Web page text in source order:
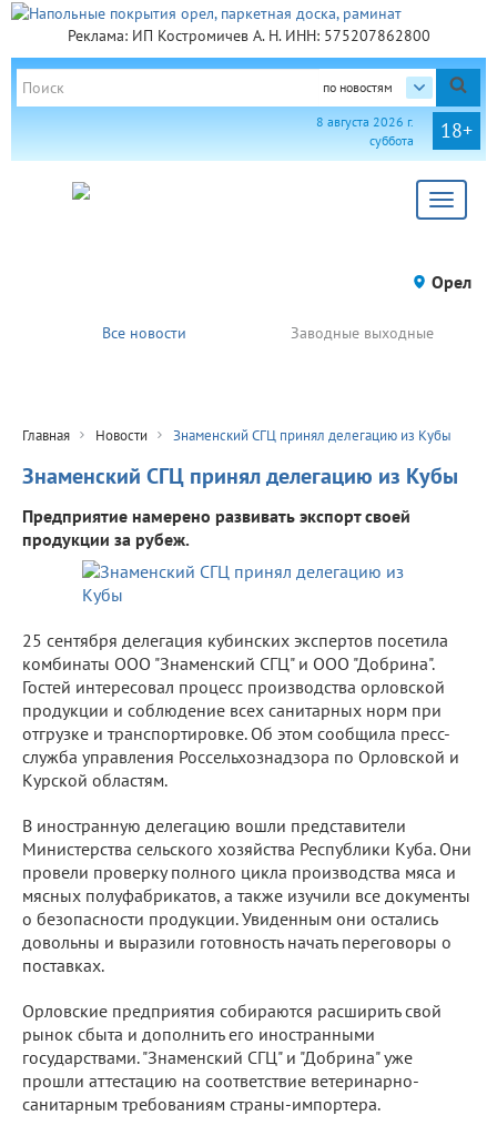
Реклама: ИП Костромичев А. Н. ИНН: 575207862800
по новостям
18+
8 августа 2026 г.
суббота
Toggle
Орел
Все новости Заводные выходные
Главная Новости Знаменский СГЦ принял делегацию из Кубы
Знаменский СГЦ принял делегацию из Кубы
Предприятие намерено развивать экспорт своей
продукции за рубеж.
25 сентября делегация кубинских экспертов посетила
комбинаты ООО "Знаменский СГЦ" и ООО "Добрина".
Гостей интересовал процесс производства орловской
продукции и соблюдение всех санитарных норм при
отгрузке и транспортировке. Об этом сообщила пресс-
служба управления Россельхознадзора по Орловской и
Курской областям.
В иностранную делегацию вошли представители
Министерства сельского хозяйства Республики Куба. Они
провели проверку полного цикла производства мяса и
мясных полуфабрикатов, а также изучили все документы
о безопасности продукции. Увиденным они остались
довольны и выразили готовность начать переговоры о
поставках.
Орловские предприятия собираются расширить свой
рынок сбыта и дополнить его иностранными
государствами. "Знаменский СГЦ" и "Добрина" уже
прошли аттестацию на соответствие ветеринарно-
санитарным требованиям страны-импортера.